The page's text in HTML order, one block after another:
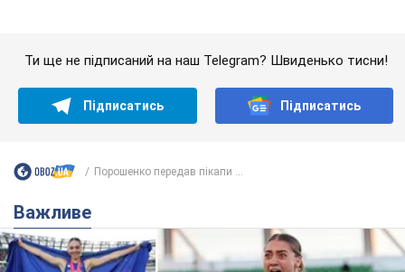
Красуня зі Львова з рекордом виграла
історичну медаль для України на чемпіонаті
світу з легкої атлетики U20. Відео